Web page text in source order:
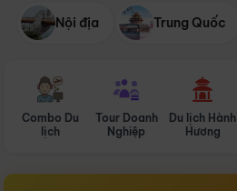
Nội địa Trung Quốc
Combo Du
lịch
Tour Doanh
Nghiệp
Du lịch Hành
Hương